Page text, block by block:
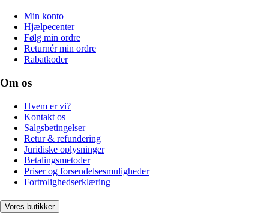
Min konto
Hjælpecenter
Følg min ordre
Returnér min ordre
Rabatkoder
Om os
Hvem er vi?
Kontakt os
Salgsbetingelser
Retur & refundering
Juridiske oplysninger
Betalingsmetoder
Priser og forsendelsesmuligheder
Fortrolighedserklæring
Vores butikker